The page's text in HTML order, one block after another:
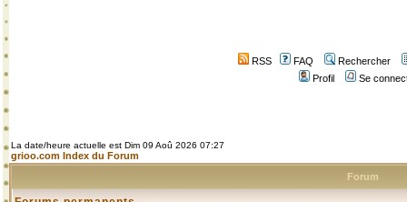
RSS FAQ
Rechercher
Profil
Se
La date/heure actuelle est Dim 09 Aoû 2026 07:27
grioo.com Index du Forum
Forum